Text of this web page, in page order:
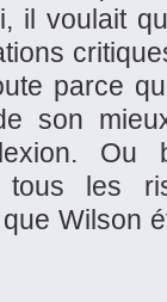
il voulait
parce
son
tous les
Wilson